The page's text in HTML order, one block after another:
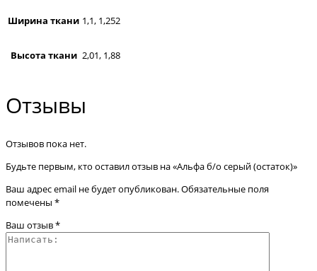
Ширина ткани 1,1, 1,252
Высота ткани 2,01, 1,88
Отзывы
Отзывов пока нет.
Будьте первым, кто оставил отзыв на «Альфа б/о серый (остаток)»
Ваш адрес email не будет опубликован.Обязательные поля
помечены *
Ваш отзыв*